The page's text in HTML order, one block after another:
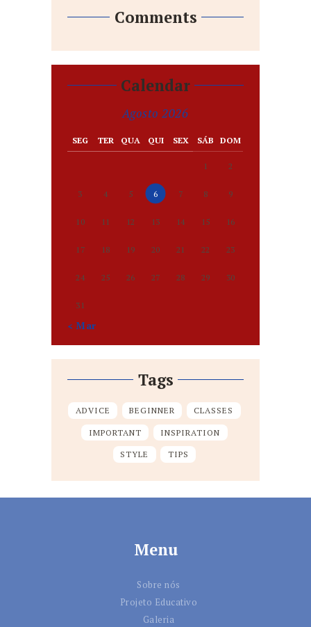
Comments
Calendar
Agosto 2026
SEG TER QUA QUI SEX SÁB DOM
1 2
3 4 5 6 7 8 9
10 11 12 13 14 15 16
17 18 19 20 21 22 23
24 25 26 27 28 29 30
31
« Mar
Tags
ADVICE BEGINNER CLASSES
IMPORTANT INSPIRATION
STYLE TIPS
Menu
Sobre nós
Projeto Educativo
Galeria